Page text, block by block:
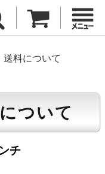
送料について
ついて
チ